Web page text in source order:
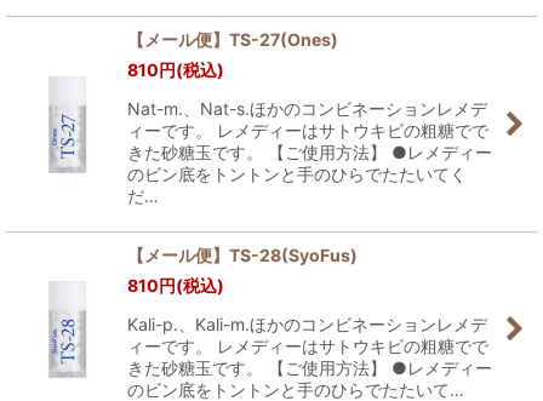
【メール便】TS-27(Ones)
810円(税込)
Nat-m.、Nat-s.ほかのコンビネーションレメデ
ィーです。 レメディーはサトウキビの粗糖でで
きた砂糖玉です。 【ご使用方法】 ●レメディー
のビン底をトントンと手のひらでたたいてく
だ…
【メール便】TS-28(SyoFus)
810円(税込)
Kali-p.、Kali-m.ほかのコンビネーションレメデ
ィーです。 レメディーはサトウキビの粗糖でで
きた砂糖玉です。 【ご使用方法】 ●レメディー
のビン底をトントンと手のひらでたたいて…